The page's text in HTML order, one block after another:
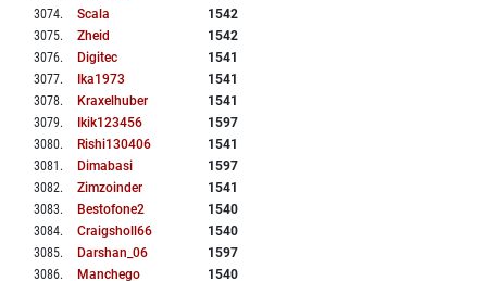
3074. Scala
1542
3075. Zheid
1542
3076. Digitec
1541
3077. Ika1973
1541
3078. Kraxelhuber
1541
3079. Ikik123456
1597
3080. Rishi130406
1541
3081 . Dimabasi
1597
3082. Zimzoinder
1541
3083. Bestofone2
1540
3084. Craigsholl66
1540
3085. Darshan_06
1597
3086. Manchego
1540